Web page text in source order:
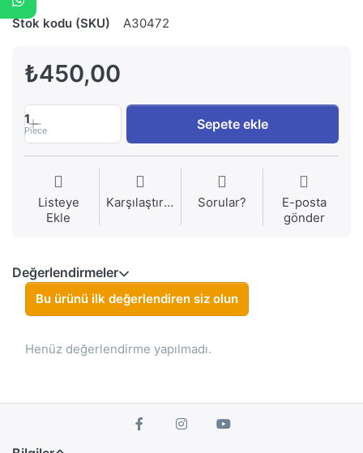
Stok kodu (SKU) A30472
₺450,00
1
Piece Sepete ekle
Listeye
Ekle
Karşılaştırma Sorular?
E-posta
gönder
Değerlendirmeler
Bu ürünü ilk değerlendiren siz olun
Henüz değerlendirme yapılmadı.